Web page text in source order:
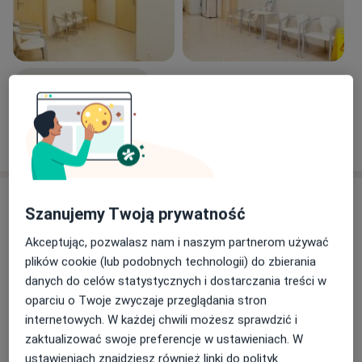
Od 280 zł Szczegóły Umów wizytę
Konsultacja ortopedyczna + USG
Od 390 zł Szczegóły Umów wizytę
Szanujemy Twoją prywatność
Akceptując, pozwalasz nam i naszym partnerom używać
plików cookie (lub podobnych technologii) do zbierania
danych do celów statystycznych i dostarczania treści w
oparciu o Twoje zwyczaje przeglądania stron
internetowych. W każdej chwili możesz sprawdzić i
zaktualizować swoje preferencje w ustawieniach. W
ustawieniach znajdziesz również linki do polityk